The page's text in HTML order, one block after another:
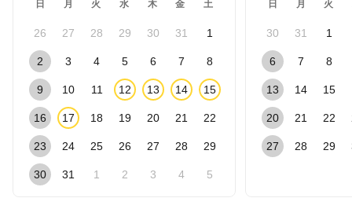
日 月 火 水 木 金 土
26 27 28 29 30 31 1
2 3 4 5 6 7 8
9 10 11 12 13 14 15
16 17 18 19 20 21 22
23 24 25 26 27 28 29
30 31 1 2 3 4 5
日 月 火
30 31 1
6 7 8
13 14 15
20 21 22
27 28 29